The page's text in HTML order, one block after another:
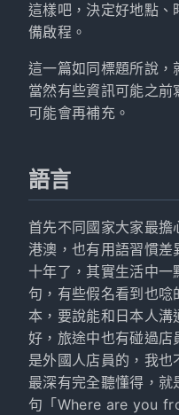
這樣吧，決定好地點
備啟程。
這一篇如同標題所說，
當然有些資訊可能之
可能會再補充。
語言
首先不同國家大家最
港澳，也有用語習慣差
十年了，其實生活中
句，有些假名看到也唸
本，要說能和日本人溝
好，旅途中也有碰過店
是外國人店員的，我
最深有完全聽懂得，就
句「Where are you